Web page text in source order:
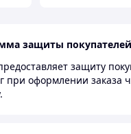
защиты покупателей
защиту
при оформлении заказа